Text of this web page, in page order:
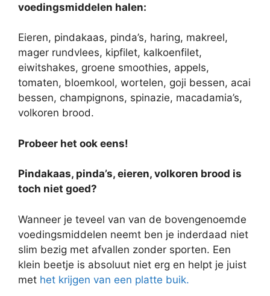
voedingsmiddelen halen:
Eieren, pindakaas, pinda’s, haring, makreel,
mager rundvlees, kipfilet, kalkoenfilet,
eiwitshakes, groene smoothies, appels,
tomaten, bloemkool, wortelen, goji bessen, acai
bessen, champignons, spinazie, macadamia’s,
volkoren brood.
Probeer het ook eens!
Pindakaas, pinda’s, eieren, volkoren brood is
toch niet goed?
Wanneer je teveel van van de bovengenoemde
voedingsmiddelen neemt ben je inderdaad niet
slim bezig met afvallen zonder sporten. Een
klein beetje is absoluut niet erg en helpt je juist
met het krijgen van een platte buik.